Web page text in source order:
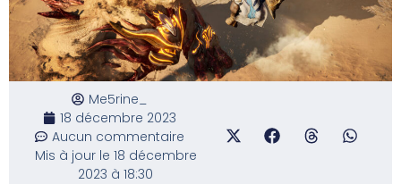
Me5rine_
18 décembre 2023
Aucun commentaire
Mis à jour le 18 décembre
2023 à 18:30